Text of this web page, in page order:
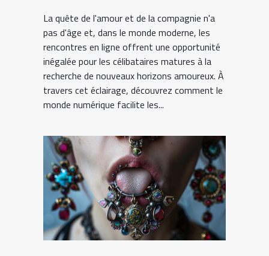
La quête de l'amour et de la compagnie n'a
pas d'âge et, dans le monde moderne, les
rencontres en ligne offrent une opportunité
inégalée pour les célibataires matures à la
recherche de nouveaux horizons amoureux. À
travers cet éclairage, découvrez comment le
monde numérique facilite les...